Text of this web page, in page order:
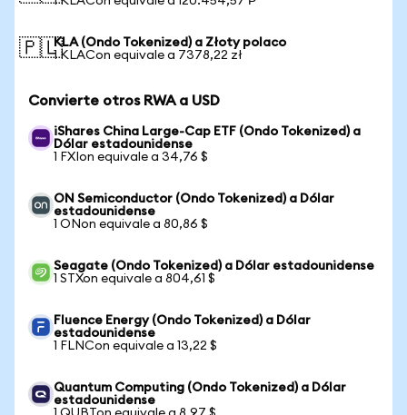
🇵🇱KLA (Ondo Tokenized) a Złoty polaco
1 KLACon equivale a 7378,22 zł
Convierte otros RWA a USD
iShares China Large-Cap ETF (Ondo Tokenized) a
Dólar estadounidense
1 FXIon equivale a 34,76 $
ON Semiconductor (Ondo Tokenized) a Dólar
estadounidense
1 ONon equivale a 80,86 $
Seagate (Ondo Tokenized) a Dólar estadounidense
1 STXon equivale a 804,61 $
Fluence Energy (Ondo Tokenized) a Dólar
estadounidense
1 FLNCon equivale a 13,22 $
Quantum Computing (Ondo Tokenized) a Dólar
estadounidense